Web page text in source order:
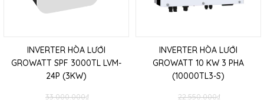
INVERTER HÒA LƯỚI
GROWATT SPF 3000TL LVM-
24P (3KW)
₫
33.000.000
INVERTER HÒA LƯỚI
GROWATT 10 KW 3 PHA
(10000TL3-S)
₫
22.550.000